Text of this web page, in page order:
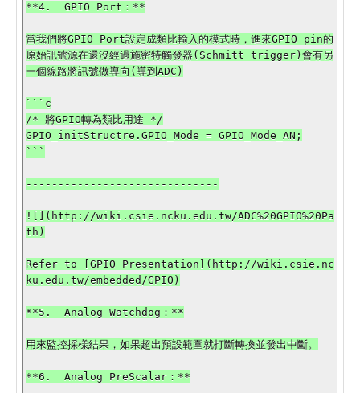
**4.  GPIO Port：**
當我們將GPIO Port設定成類比輸入的模式時，進來GPIO pin的
原始訊號源在還沒經過施密特觸發器(Schmitt trigger)會有另
一個線路將訊號做導向(導到ADC)
```c
/* 將GPIO轉為類比用途 */
GPIO_initStructre.GPIO_Mode = GPIO_Mode_AN;
```
------------------------------
![](http://wiki.csie.ncku.edu.tw/ADC%20GPIO%20Pa
th)
Refer to [GPIO Presentation](http://wiki.csie.nc
ku.edu.tw/embedded/GPIO)
**5.  Analog Watchdog：**
用來監控採樣結果，如果超出預設範圍就打斷轉換並發出中斷。
**6.  Analog PreScalar：**